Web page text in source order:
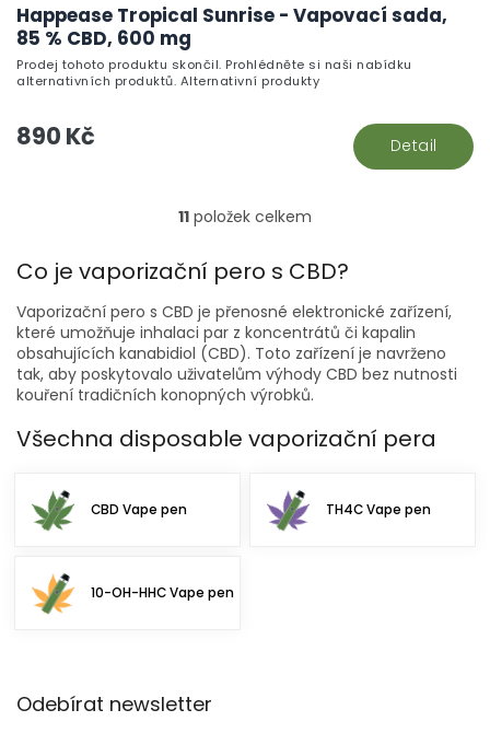
Happease Tropical Sunrise - Vapovací sada,
85 % CBD, 600 mg
890 Kč Detail
Prodej tohoto produktu skončil. Prohlédněte si naši nabídku
alternativních produktů. Alternativní produkty
O
l
á
d
a
c
í
p
v
k
11 položek celkem
Co je vaporizační pero s CBD?
Vaporizační pero s CBD je přenosné elektronické zařízení,
které umožňuje inhalaci par z koncentrátů či kapalin
obsahujících kanabidiol (CBD). Toto zařízení je navrženo
tak, aby poskytovalo uživatelům výhody CBD bez nutnosti
kouření tradičních konopných výrobků.
Všechna disposable vaporizační pera
CBD Vape pen TH4C Vape pen
10-OH-HHC Vape pen
Odebírat newsletter